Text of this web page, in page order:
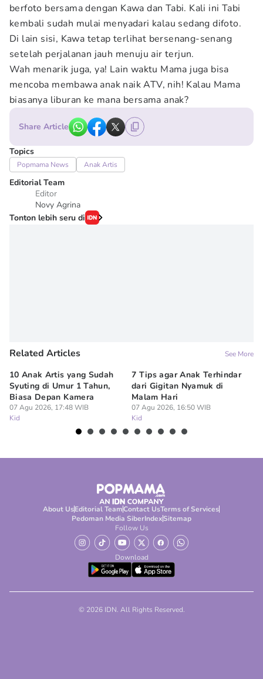
berfoto bersama dengan Kawa dan Tabi. Kali ini Tabi
kembali sudah mulai menyadari kalau sedang difoto.
Di lain sisi, Kawa tetap terlihat bersenang-senang
setelah perjalanan jauh menuju air terjun.
Wah menarik juga, ya! Lain waktu Mama juga bisa
mencoba membawa anak naik ATV, nih! Kalau Mama
biasanya liburan ke mana bersama anak?
Share Article
Topics
Popmama News Anak Artis
Editorial Team
Editor
Novy Agrina
Tonton lebih seru di
Related Articles See More
10 Anak Artis yang Sudah
Syuting di Umur 1 Tahun,
Biasa Depan Kamera
07 Agu 2026, 17:48 WIB
Kid
7 Tips agar Anak Terhindar
dari Gigitan Nyamuk di
Malam Hari
07 Agu 2026, 16:50 WIB
Kid
About UsEditorial TeamContact UsTerms of Services
Pedoman Media SiberIndexSitemap
Follow Us
Download
© 2026 IDN. All Rights Reserved.